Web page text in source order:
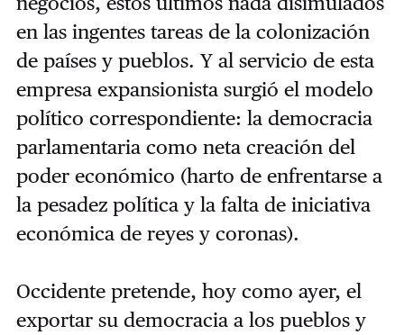
en las ingentes tareas de la colonización
de países y pueblos. Y al servicio de esta
empresa expansionista surgió el modelo
político correspondiente: la democracia
parlamentaria como neta creación del
poder económico (harto de enfrentarse a
la pesadez política y la falta de iniciativa
económica de reyes y coronas).
Occidente pretende, hoy como ayer, el
exportar su democracia a los pueblos y